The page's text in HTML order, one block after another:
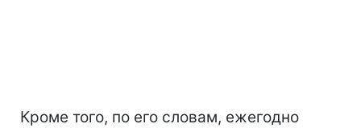
Кроме того, по его словам, ежегодно